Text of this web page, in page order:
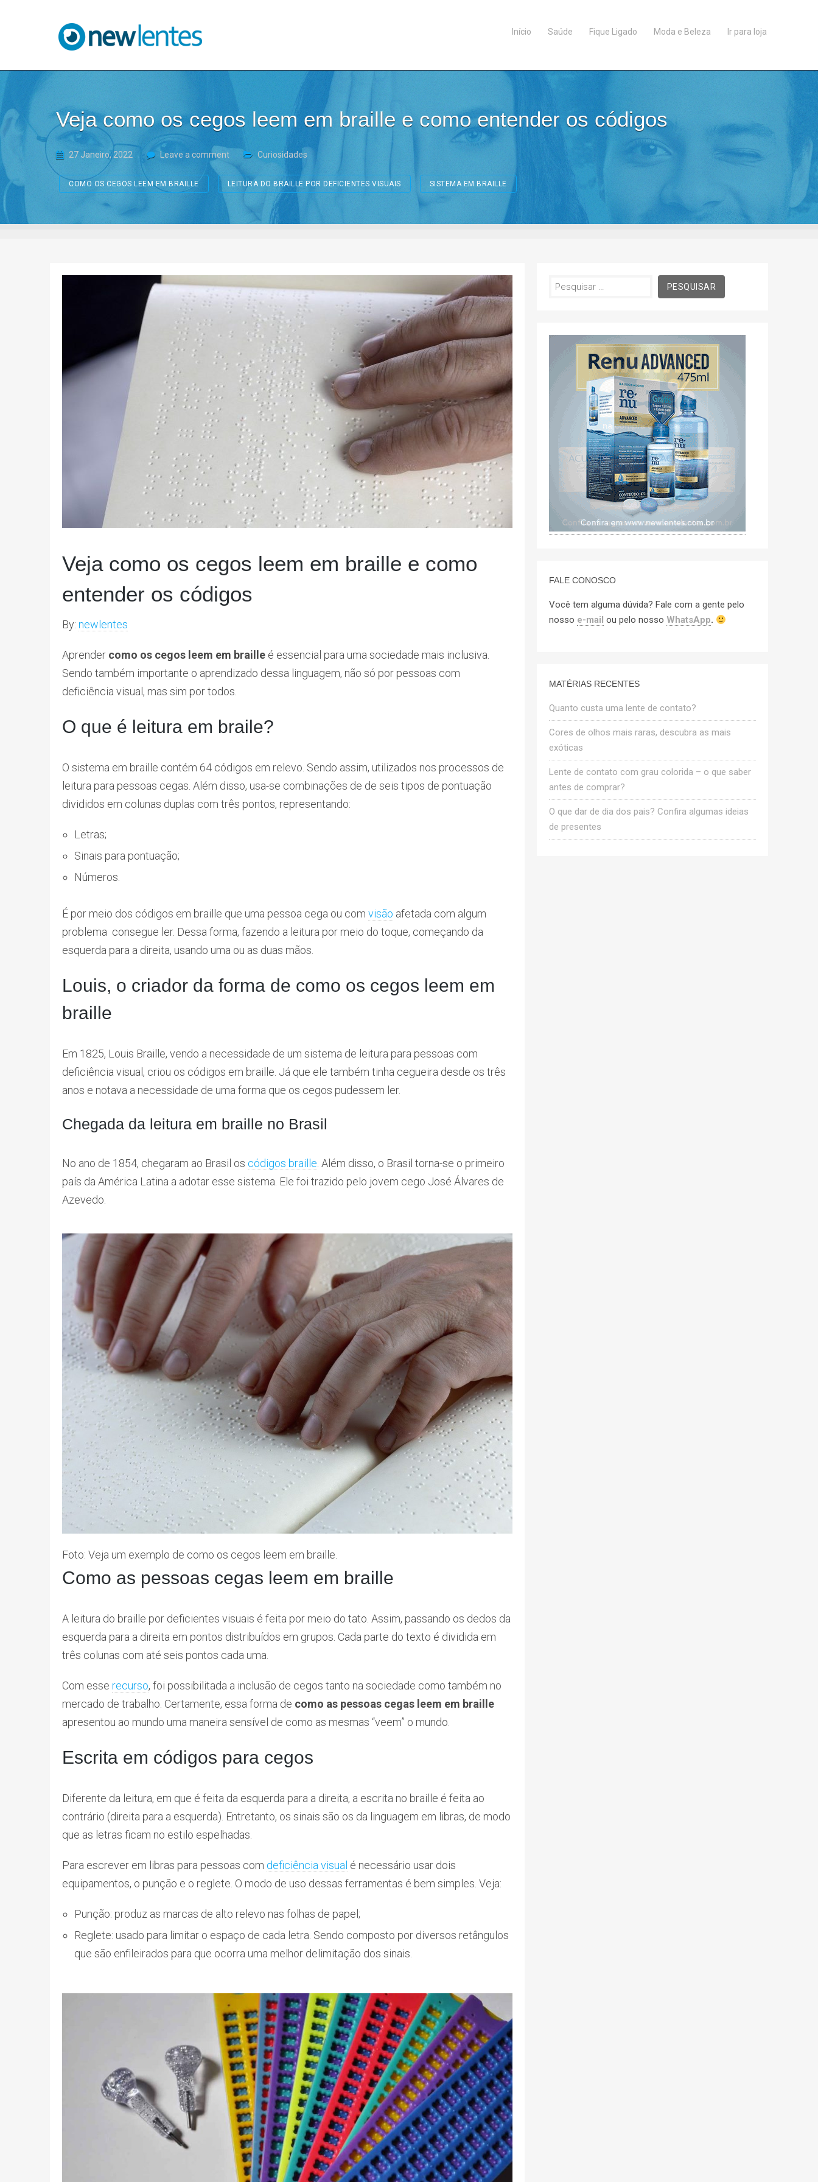
Blog NewLentes Início Saúde Fique Ligado Moda e Beleza Ir para loja
Veja como os cegos leem em braille e como entender os códigos
27 Janeiro, 2022 Leave a comment Curiosidades
COMO OS CEGOS LEEM EM BRAILLE LEITURA DO BRAILLE POR DEFICIENTES VISUAIS SISTEMA EM BRAILLE
Veja como os cegos leem em braille e como
entender os códigos
By: newlentes
Aprender como os cegos leem em braille é essencial para uma sociedade mais inclusiva.
Sendo também importante o aprendizado dessa linguagem, não só por pessoas com
deficiência visual, mas sim por todos.
O que é leitura em braile?
O sistema em braille contém 64 códigos em relevo. Sendo assim, utilizados nos processos de
leitura para pessoas cegas. Além disso, usa-se combinações de de seis tipos de pontuação
divididos em colunas duplas com três pontos, representando:
Letras;
Sinais para pontuação;
Números.
É por meio dos códigos em braille que uma pessoa cega ou com visão afetada com algum
problema consegue ler. Dessa forma, fazendo a leitura por meio do toque, começando da
esquerda para a direita, usando uma ou as duas mãos.
Louis, o criador da forma de como os cegos leem em
braille
Em 1825, Louis Braille, vendo a necessidade de um sistema de leitura para pessoas com
deficiência visual, criou os códigos em braille. Já que ele também tinha cegueira desde os três
anos e notava a necessidade de uma forma que os cegos pudessem ler.
Chegada da leitura em braille no Brasil
No ano de 1854, chegaram ao Brasil os códigos braille . Além disso, o Brasil torna-se o primeiro
país da América Latina a adotar esse sistema. Ele foi trazido pelo jovem cego José Álvares de
Azevedo.
Foto: Veja um exemplo de como os cegos leem em braille.
Como as pessoas cegas leem em braille
A leitura do braille por deficientes visuais é feita por meio do tato. Assim, passando os dedos da
esquerda para a direita em pontos distribuídos em grupos. Cada parte do texto é dividida em
três colunas com até seis pontos cada uma.
Com esse recurso, foi possibilitada a inclusão de cegos tanto na sociedade como também no
mercado de trabalho. Certamente, essa forma de como as pessoas cegas leem em braille
apresentou ao mundo uma maneira sensível de como as mesmas “veem” o mundo.
Escrita em códigos para cegos
Diferente da leitura, em que é feita da esquerda para a direita, a escrita no braille é feita ao
contrário (direita para a esquerda). Entretanto, os sinais são os da linguagem em libras, de modo
que as letras ficam no estilo espelhadas.
Para escrever em libras para pessoas com deficiência visual é necessário usar dois
equipamentos, o punção e o reglete. O modo de uso dessas ferramentas é bem simples. Veja:
Punção: produz as marcas de alto relevo nas folhas de papel;
Reglete: usado para limitar o espaço de cada letra. Sendo composto por diversos retângulos
que são enfileirados para que ocorra uma melhor delimitação dos sinais.
Pesquisar
FALE CONOSCO
Você tem alguma dúvida? Fale com a gente pelo
nosso e-mail ou pelo nosso WhatsApp.
MATÉRIAS RECENTES
Quanto custa uma lente de contato?
Cores de olhos mais raras, descubra as mais
exóticas
Lente de contato com grau colorida – o que saber
antes de comprar?
O que dar de dia dos pais? Confira algumas ideias
de presentes